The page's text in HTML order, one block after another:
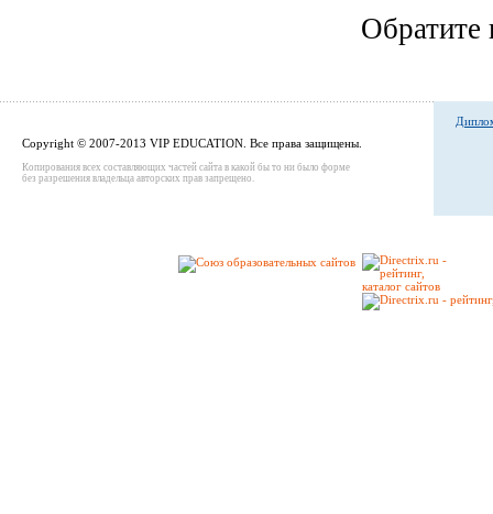
Copyright © 2007-2013 VIP EDUCATION. Все права защищены.
Копирования всех составляющих частей сайта в какой бы то ни было форме
без разрешения владельца авторских прав запрещено.